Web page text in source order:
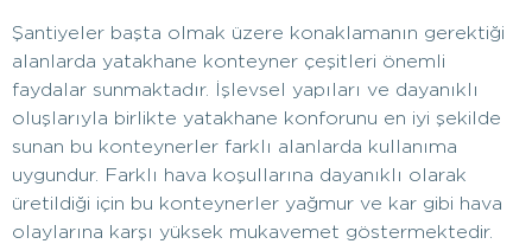
Şantiyeler başta olmak üzere konaklamanın gerektiği
alanlarda yatakhane konteyner çeşitleri önemli
faydalar sunmaktadır. İşlevsel yapıları ve dayanıklı
oluşlarıyla birlikte yatakhane konforunu en iyi şekilde
sunan bu konteynerler farklı alanlarda kullanıma
uygundur. Farklı hava koşullarına dayanıklı olarak
üretildiği için bu konteynerler yağmur ve kar gibi hava
olaylarına karşı yüksek mukavemet göstermektedir.